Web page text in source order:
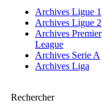
Archives Ligue 1
Archives Ligue 2
Archives Premier
League
Archives Serie A
Archives Liga
Rechercher